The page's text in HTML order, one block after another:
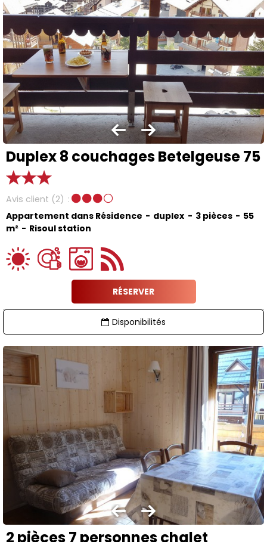
Duplex 8 couchages Betelgeuse 75
Avis client (2)
Appartement dans Résidence
duplex 3 pièces
55
m²
Risoul station
RÉSERVER
Disponibilités
2 pièces 7 personnes chalet